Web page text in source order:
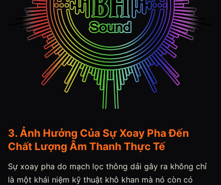
3. Ảnh Hưởng Của Sự Xoay Pha Đến
Chất Lượng Âm Thanh Thực Tế
Sự xoay pha do mạch lọc thông dải gây ra không chỉ
là một khái niệm kỹ thuật khô khan mà nó còn có